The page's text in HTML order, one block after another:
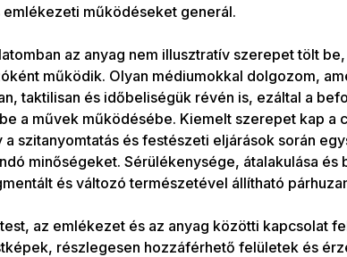
emlékezeti működéseket generál.
az anyag nem illusztratív szerepet tölt
működik. Olyan médiumokkal dolgozom,
taktilisan és időbeliségük révén is, ezáltal a
a művek működésébe. Kiemelt szerepet kap a
a szitanyomtatás és festészeti eljárások során
minőségeket. Sérülékenysége, átalakulása és
és változó természetével állítható
az emlékezet és az anyag közötti kapcsolat
részlegesen hozzáférhető felületek és